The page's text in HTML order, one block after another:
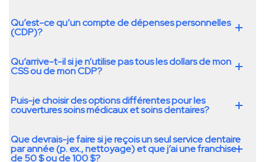
Qu’est-ce qu’un compte de dépenses personnelles
(CDP)?
Qu’arrive-t-il si je n’utilise pas tous les dollars de mon
CSS ou de mon CDP?
Puis-je choisir des options différentes pour les
couvertures soins médicaux et soins dentaires?
Que devrais-je faire si je reçois un seul service dentaire
par année (p. ex., nettoyage) et que j’ai une franchise
de 50 $ ou de 100 $?